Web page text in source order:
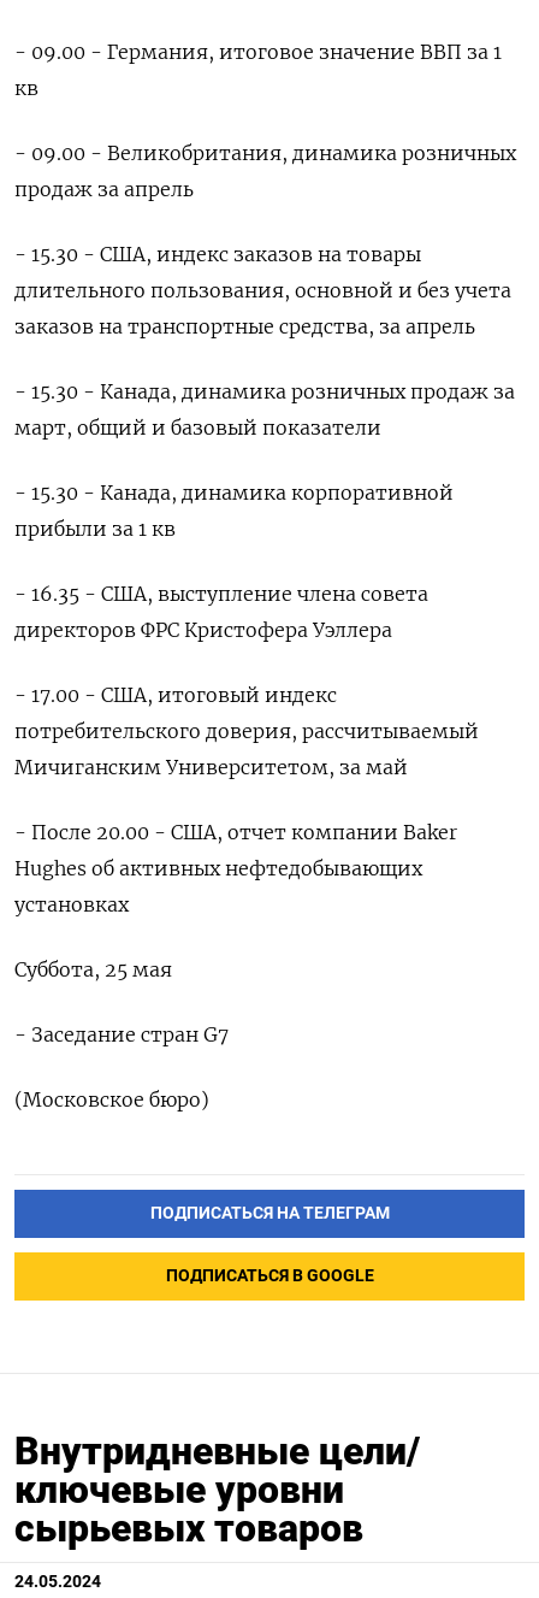
- 09.00 - Германия, итоговое значение ВВП за 1
кв
- 09.00 - Великобритания, динамика розничных
продаж за апрель
- 15.30 - США, индекс заказов на товары
длительного пользования, основной и без учета
заказов на транспортные средства, за апрель
- 15.30 - Канада, динамика розничных продаж за
март, общий и базовый показатели
- 15.30 - Канада, динамика корпоративной
прибыли за 1 кв
- 16.35 - США, выступление члена совета
директоров ФРС Кристофера Уэллера
- 17.00 - США, итоговый индекс
потребительского доверия, рассчитываемый
Мичиганским Университетом, за май
- После 20.00 - США, отчет компании Baker
Hughes об активных нефтедобывающих
установках
Суббота, 25 мая
- Заседание стран G7
(Московское бюро)
ПОДПИСАТЬСЯ НА ТЕЛЕГРАМ
ПОДПИСАТЬСЯ В GOOGLE
Внутридневные цели/
ключевые уровни
сырьевых товаров
24.05.2024